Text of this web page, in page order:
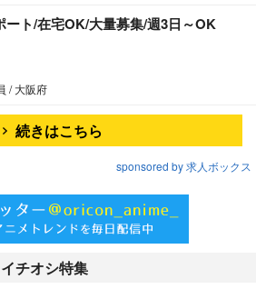
ート/在宅OK/大量募集/週3日～OK
/ 大阪府
続きはこちら
sponsored by 求人ボックス
チオシ特集